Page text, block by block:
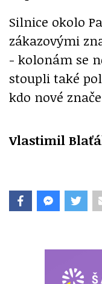
Silnice okolo
zákazovými
- kolonám se
stoupli také
kdo nové
Vlastimil